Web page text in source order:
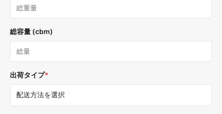
総容量 (cbm)
出荷タイプ*